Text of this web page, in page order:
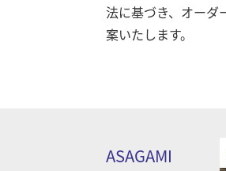
法に基づき、オーダ
案いたします。
ASAGAMI